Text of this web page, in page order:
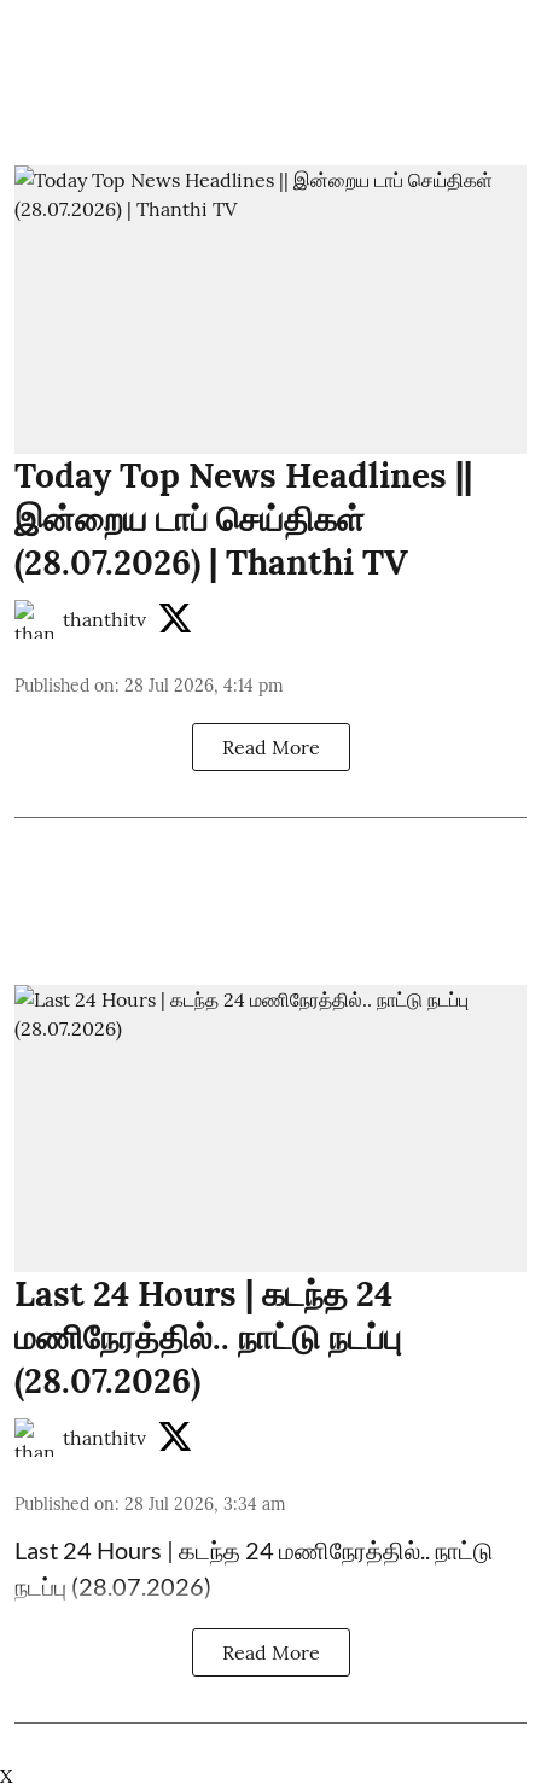
Today Top News Headlines ||
இன்றைய டாப் செய்திகள்
(28.07.2026) | Thanthi TV
thanthitv
Published on: 28 Jul 2026, 4:14 pm
Read More
Last 24 Hours | கடந்த 24
மணிநேரத்தில்.. நாட்டு நடப்பு
(28.07.2026)
thanthitv
Published on: 28 Jul 2026, 3:34 am
Last 24 Hours | கடந்த 24 மணிநேரத்தில்.. நாட்டு
நடப்பு (28.07.2026)
Read More
X